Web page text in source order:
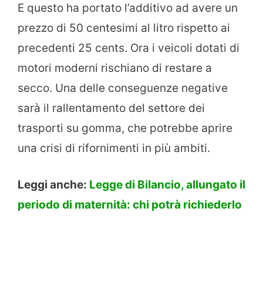
E questo ha portato l’additivo ad avere un
prezzo di 50 centesimi al litro rispetto ai
precedenti 25 cents. Ora i veicoli dotati di
motori moderni rischiano di restare a
secco. Una delle conseguenze negative
sarà il rallentamento del settore dei
trasporti su gomma, che potrebbe aprire
una crisi di rifornimenti in più ambiti.
Leggi anche: Legge di Bilancio, allungato il
periodo di maternità: chi potrà richiederlo